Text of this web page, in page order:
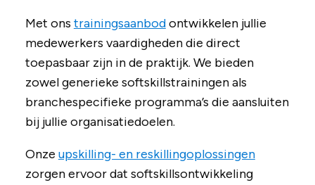
Met ons trainingsaanbodontwikkelen jullie
medewerkers vaardigheden die direct
toepasbaar zijn in de praktijk. We bieden
zowel generieke softskillstrainingen als
branchespecifieke programma’s die aansluiten
bij jullie organisatiedoelen.
Onze upskilling- en reskillingoplossingen
zorgen ervoor dat softskillsontwikkeling